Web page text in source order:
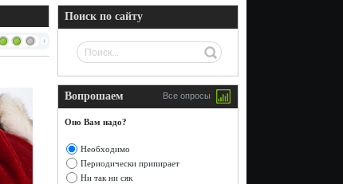
Поиск по сайту
Вопрошаем Все опросы
Оно Вам надо?
Необходимо
Периодически припирает
Ни так ни сяк